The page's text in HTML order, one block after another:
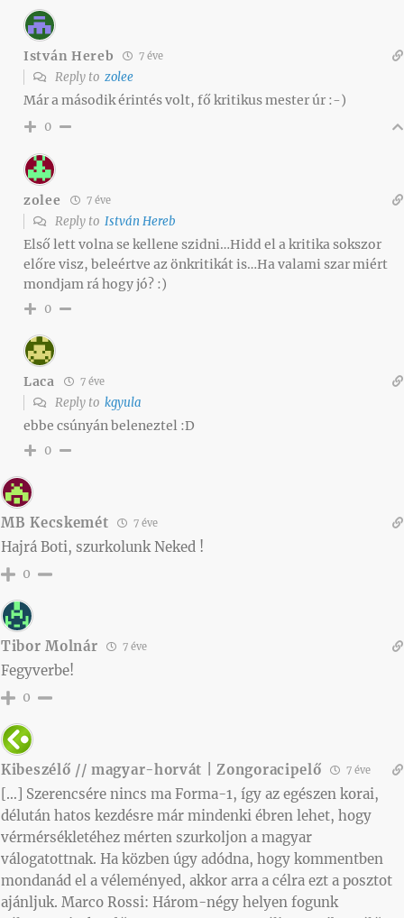
István Hereb 7 éve
Reply to zolee
Már a második érintés volt, fő kritikus mester úr :-)
0
zolee 7 éve
Reply to István Hereb
Első lett volna se kellene szidni…Hidd el a kritika sokszor
előre visz, beleértve az önkritikát is…Ha valami szar miért
mondjam rá hogy jó? :)
0
Laca 7 éve
Reply to kgyula
ebbe csúnyán beleneztel :D
0
MB Kecskemét 7 éve
Hajrá Boti, szurkolunk Neked !
0
Tibor Molnár 7 éve
Fegyverbe!
0
Kibeszélő // magyar-horvát | Zongoracipelő 7 éve
[…] Szerencsére nincs ma Forma-1, így az egészen korai,
délután hatos kezdésre már mindenki ébren lehet, hogy
vérmérsékletéhez mérten szurkoljon a magyar
válogatottnak. Ha közben úgy adódna, hogy kommentben
mondanád el a véleményed, akkor arra a célra ezt a posztot
ajánljuk. Marco Rossi: Három-négy helyen fogunk